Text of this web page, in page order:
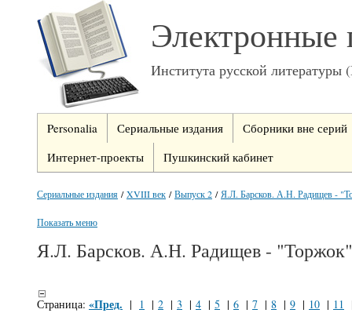
Электронные
Института русской
Personalia Сериальные издания
Сборники вне серий
Интернет-проекты
Пушкинский кабинет
Сериальные издания /XVIII век /Выпуск 2 / Я.Л. Барсков. А.Н. Радищев -
Показать меню
Я.Л. Барсков. А.Н. Радищев - "Торжок"
Страница: «Пред. | 1 | 2 | 3 | 4 | 5 | 6 | 7 | 8 | 9 | 10 | 11